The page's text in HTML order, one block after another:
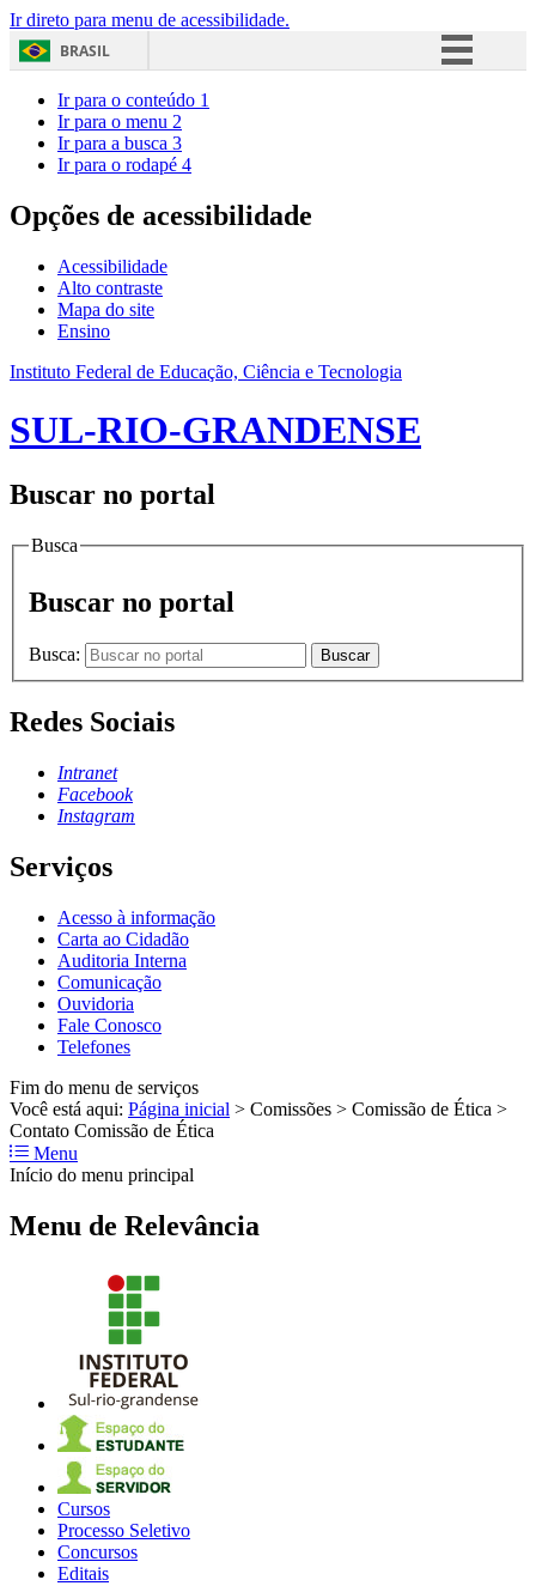
Ir direto para menu de acessibilidade.
BRASIL
Acesso à informação
Ir para o conteúdo 1
Ir para o menu 2
Ir para a busca 3
Ir para o rodapé 4
Opções de acessibilidade
Acessibilidade
Alto contraste
Mapa do site
Ensino
Instituto Federal de Educação, Ciência e Tecnologia
SUL-RIO-GRANDENSE
Buscar no portal
Busca
Buscar no portal
Busca: Buscar
Redes Sociais
Intranet
Facebook
Instagram
Serviços
Acesso à informação
Carta ao Cidadão
Auditoria Interna
Comunicação
Ouvidoria
Fale Conosco
Telefones
Fim do menu de serviços
Você está aqui: Página inicial > Comissões > Comissão de Ética >
Contato Comissão de Ética
Menu
Início do menu principal
Menu de Relevância
Cursos
Processo Seletivo
Concursos
Editais